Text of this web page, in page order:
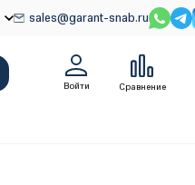
sales@garant-snab.ru
Войти Сравнение